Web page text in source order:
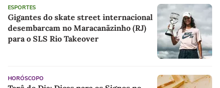
ESPORTES
Gigantes do skate street internacional
desembarcam no Maracanãzinho (RJ)
para o SLS Rio Takeover
HORÓSCOPO